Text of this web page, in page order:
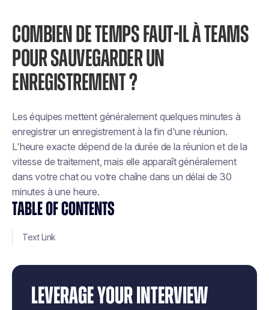
TABLE OF CONTENTS
Text Link
LEVERAGE YOUR INTERVIEW
COMBIEN DE TEMPS FAUT-IL À TEAMS
POUR SAUVEGARDER UN
ENREGISTREMENT ?
Les équipes mettent généralement quelques minutes à
enregistrer un enregistrement à la fin d'une réunion.
L'heure exacte dépend de la durée de la réunion et de la
vitesse de traitement, mais elle apparaît généralement
dans votre chat ou votre chaîne dans un délai de 30
minutes à une heure.